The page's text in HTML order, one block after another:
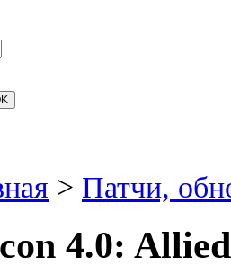
> Патчи,
4.0: